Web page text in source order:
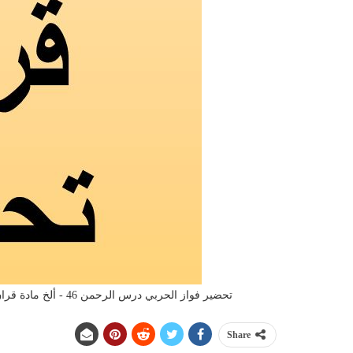
تحضير فواز الحربي درس الرحمن 46 - ألخ مادة قران تحفيظ الصف الثالث الابتدائي الفصل الدراسى الاول 1442 هـ
Share